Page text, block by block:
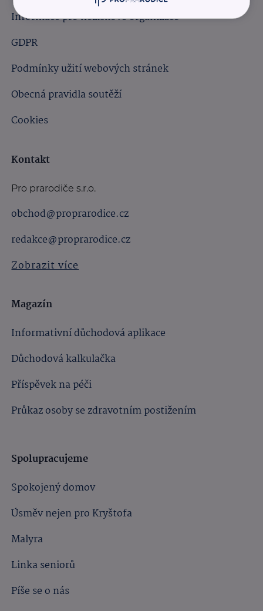
Informace pro neziskové organizace
GDPR
Podmínky užití webových stránek
Obecná pravidla soutěží
Cookies
Kontakt
Pro prarodiče s.r.o.
obchod@proprarodice.cz
redakce@proprarodice.cz
Zobrazit více
Magazín
Informativní důchodová aplikace
Důchodová kalkulačka
Příspěvek na péči
Průkaz osoby se zdravotním postižením
Spolupracujeme
Spokojený domov
Úsměv nejen pro Kryštofa
Malyra
Linka seniorů
Píše se o nás